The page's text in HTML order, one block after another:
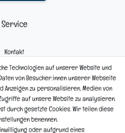
Service
Kontakt
Reklamation
Technologien auf unserer Website und
von Besucher:innen unserer Webseite
Anzeigen zu personalisieren, Medien von
auf unsere Website zu analysieren.
durch gesetzte Cookies. Wir teilen diese
benennen.
oder aufgrund eines